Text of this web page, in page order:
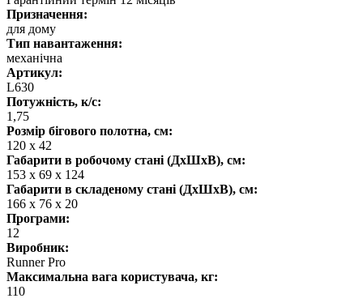
Призначення:
для дому
Тип навантаження:
механічна
Артикул:
L630
Потужність, к/с:
1,75
Розмір бігового полотна, см:
120 х 42
Габарити в робочому стані (ДхШхВ), см:
153 x 69 x 124
Габарити в складеному стані (ДхШхВ), см:
166 x 76 x 20
Програми:
12
Виробник:
Runner Pro
Максимальна вага користувача, кг:
110